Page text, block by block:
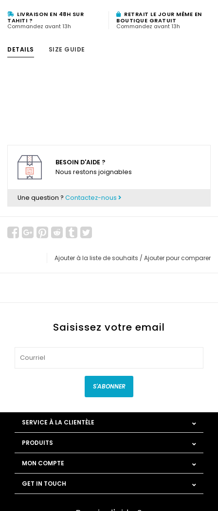
LIVRAISON EN 48H SUR
TAHITI ?
Commandez avant 13h
RETRAIT LE JOUR MÊME EN
BOUTIQUE GRATUIT
Commandez avant 13h
DETAILS SIZE GUIDE
BESOIN D'AIDE ?
Nous restons joignables
Une question ? Contactez-nous
Ajouter à la liste de souhaits / Ajouter pour comparer
Saisissez votre email
S'ABONNER
SERVICE À LA CLIENTÈLE
PRODUITS
MON COMPTE
GET IN TOUCH